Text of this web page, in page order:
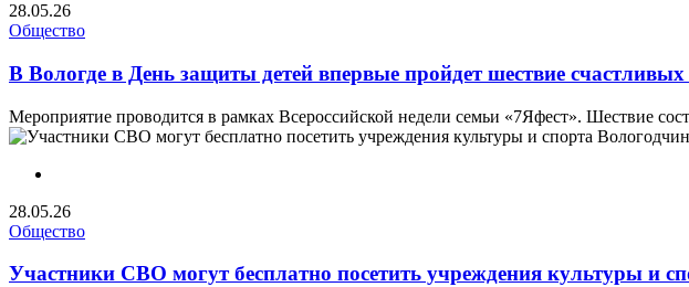
28.05.26
Общество
В Вологде в День защиты детей впервые пройдет шествие счастливых
Мероприятие проводится в рамках Всероссийской недели семьи «7Яфест». Шествие
28.05.26
Общество
Участники СВО могут бесплатно посетить учреждения культуры и